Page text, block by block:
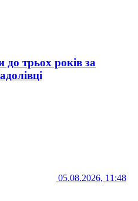
до трьох років за
05.08.2026, 11:48